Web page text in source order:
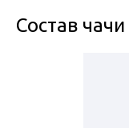
Состав чачи